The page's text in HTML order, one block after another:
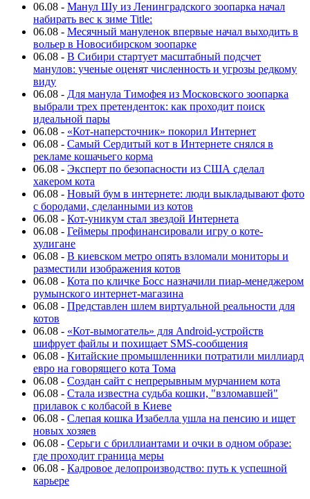
06.08 - Манул Шу из Ленинградского зоопарка начал
набирать вес к зиме Title:
06.08 - Месячный мануленок впервые начал выходить в
вольер в Новосибирском зоопарке
06.08 - В Сибири стартует масштабный подсчет
манулов: ученые оценят численность и угрозы редкому
виду
06.08 - Для манула Тимофея из Московского зоопарка
выбрали трех претенденток: как проходит поиск
идеальной пары
06.08 - «Кот-наперсточник» покорил Интернет
06.08 - Самый Сердитый кот в Интернете снялся в
рекламе кошачьего корма
06.08 - Эксперт по безопасности из США сделал
хакером кота
06.08 - Новый бум в интернете: люди выкладывают фото
с бородами, сделанными из котов
06.08 - Кот-уникум стал звездой Интернета
06.08 - Геймеры профинансировали игру о коте-
хулигане
06.08 - В киевском метро опять взломали мониторы и
разместили изображения котов
06.08 - Кота по кличке Босс назначили пиар-менеджером
румынского интернет-магазина
06.08 - Представлен шлем виртуальной реальности для
котов
06.08 - «Кот-вымогатель» для Android-устройств
шифрует файлы и похищает SMS-сообщения
06.08 - Китайские промышленники потратили миллиард
евро на говорящего кота Тома
06.08 - Создан сайт с непрерывным мурчанием кота
06.08 - Стала известна судьба кошки, "взломавшей"
прилавок с колбасой в Киеве
06.08 - Слепая кошка Изабелла ушла на пенсию и ищет
новых хозяев
06.08 - Серьги с бриллиантами и очки в одном образе:
где проходит граница меры
06.08 - Кадровое делопроизводство: путь к успешной
карьере